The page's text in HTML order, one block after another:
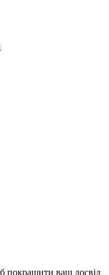
покращити ваш досвід